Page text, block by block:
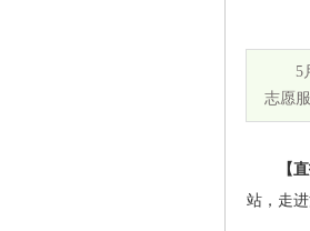
5
志愿
【
站，走